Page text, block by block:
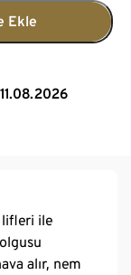
Ekle
lifleri ile
alır, nem